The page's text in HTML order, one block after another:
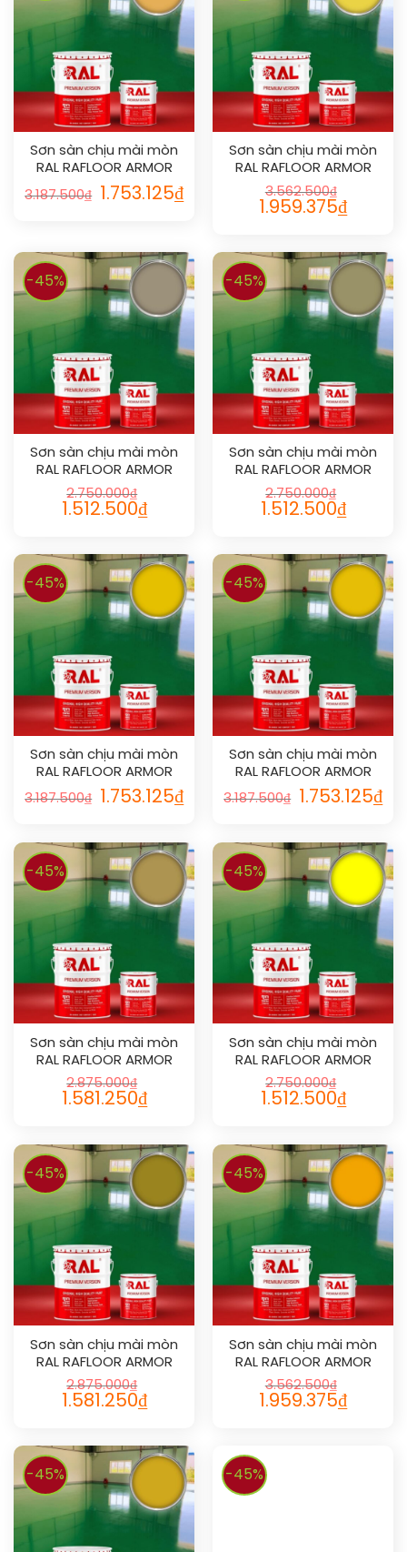
Sơn sàn chịu mài mòn
RAL RAFLOOR ARMOR
1017
3.187.500₫ 1.753.125₫
Sơn sàn chịu mài mòn
RAL RAFLOOR ARMOR
1018
3.562.500₫
1.959.375₫
-45%
Sơn sàn chịu mài mòn
RAL RAFLOOR ARMOR
1019
2.750.000₫
1.512.500₫
-45%
Sơn sàn chịu mài mòn
RAL RAFLOOR ARMOR
1020
2.750.000₫
1.512.500₫
-45%
Sơn sàn chịu mài mòn
RAL RAFLOOR ARMOR
1021
3.187.500₫ 1.753.125₫
-45%
Sơn sàn chịu mài mòn
RAL RAFLOOR ARMOR
1023
3.187.500₫ 1.753.125₫
-45%
Sơn sàn chịu mài mòn
RAL RAFLOOR ARMOR
1024
2.875.000₫
1.581.250₫
-45%
Sơn sàn chịu mài mòn
RAL RAFLOOR ARMOR
1026
2.750.000₫
1.512.500₫
-45%
Sơn sàn chịu mài mòn
RAL RAFLOOR ARMOR
1027
2.875.000₫
1.581.250₫
-45%
Sơn sàn chịu mài mòn
RAL RAFLOOR ARMOR
1028
3.562.500₫
1.959.375₫
-45% -45%